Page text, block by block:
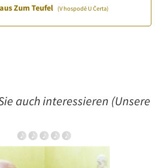
Zum Teufel (V hospodě U Čerta)
auch interessieren (Unsere